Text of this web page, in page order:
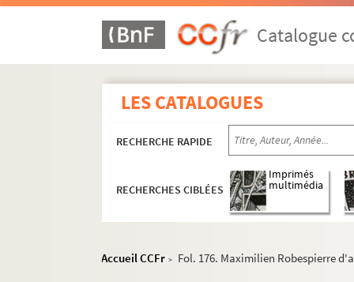
Catalogue
LES CATALOGUES
RECHERCHE RAPIDE
RECHERCHES CIBLÉES
Imprimés
multimédia
Accueil CCFr > Fol. 176. Maximilien Robespierre
Documents relatifs à ses activités de
4-MS-1726. Notes diverses de Louis Fiaux
4-MS-1727. Jeanne d'Arc, la Pucelle
4-MS-1728. Moeurs des prêtres et du clergé